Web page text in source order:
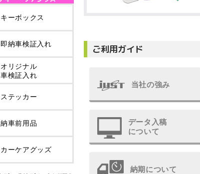
ご利用ガイド
当社の強み
データ入稿
について
納期について
キーボックス
即納車検証入れ
オリジナル
車検証入れ
ステッカー
納車前用品
カーケアグッズ